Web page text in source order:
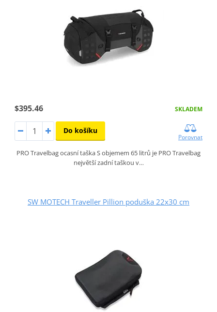
$395.46 SKLADEM
Do košíku
Porovnat
PRO Travelbag ocasní taška S objemem 65 litrů je PRO Travelbag
největší zadní taškou v…
SW MOTECH Traveller Pillion poduška 22x30 cm